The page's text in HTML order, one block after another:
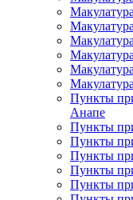
Пункты
Анапе
Пункты
Пункты
Пункты
Пункты
Пункты